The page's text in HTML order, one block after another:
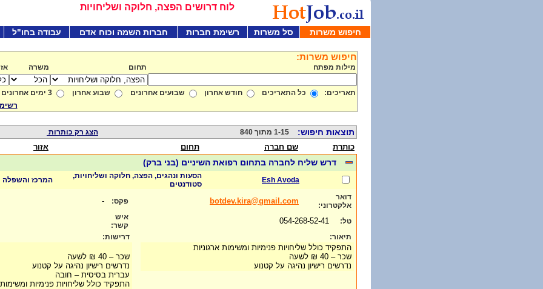
לוח דרושים הפצה, חלוקה ושליחויות
חיפוש משרות סל משרות רשימת חברות חברות השמה וכוח אדם עבודה בחו"ל
חיפוש משרות:
מילות מפתח תחום משרה
תאריכים: כל התאריכים חודש אחרון שבועים אחרונים שבוע אחרון 3 ימים אחרונים
תוצאות חיפוש: 1-15 מתוך 840 הצג רק כותרות
כותרת שם חברה תחום אזור
דרש שליח לחברה בתחום רפואת השיניים (בני ברק)
Esh Avoda
הסעות ונהגים, הפצה, חלוקה ושליחויות,
סטודנטים
המרכז והשפלה
דואר
אלקטרוני:
botdev.kira@gmail.com פקס: -
טל:
איש
קשר:
תיאור:
התפקיד כולל שליחויות פנימיות ומשימות ארגוניות
שכר – 40 ₪ לשעה
נדרשים רישיון נהיגה על קטנוע
דרישות:
שכר – 40 ₪ לשעה
נדרשים רישיון נהיגה על קטנוע
עברית בסיסית – חובה
התפקיד כולל שליחויות פנימיות ומשימות